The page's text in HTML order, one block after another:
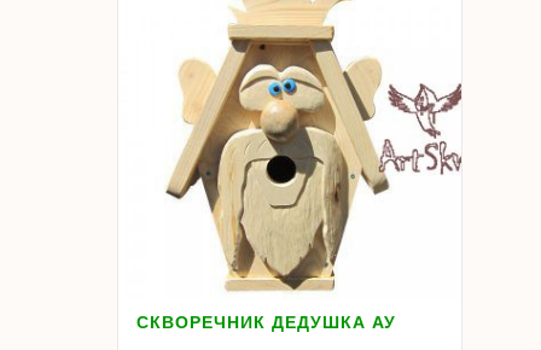
СКВОРЕЧНИК ДЕДУШКА АУ